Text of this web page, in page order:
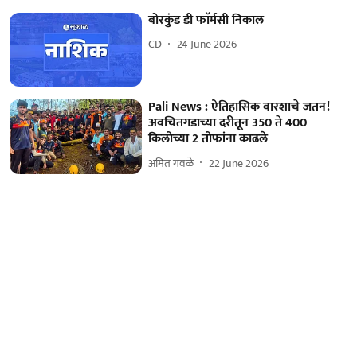
बोरकुंड डी फाॅर्मसी निकाल
CD 24 June 2026
Pali News : ऐतिहासिक वारशाचे जतन!
अवचितगडाच्या दरीतून 350 ते 400
किलोच्या 2 तोफांना काढले
अमित गवळे 22 June 2026